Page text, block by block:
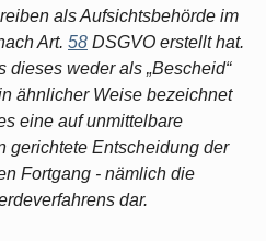
als Aufsichtsbehörde im
Art. 58 DSGVO erstellt hat.
weder als „Bescheid“
ähnlicher Weise bezeichnet
eine auf unmittelbare
gerichtete Entscheidung der
Fortgang - nämlich die
dar.